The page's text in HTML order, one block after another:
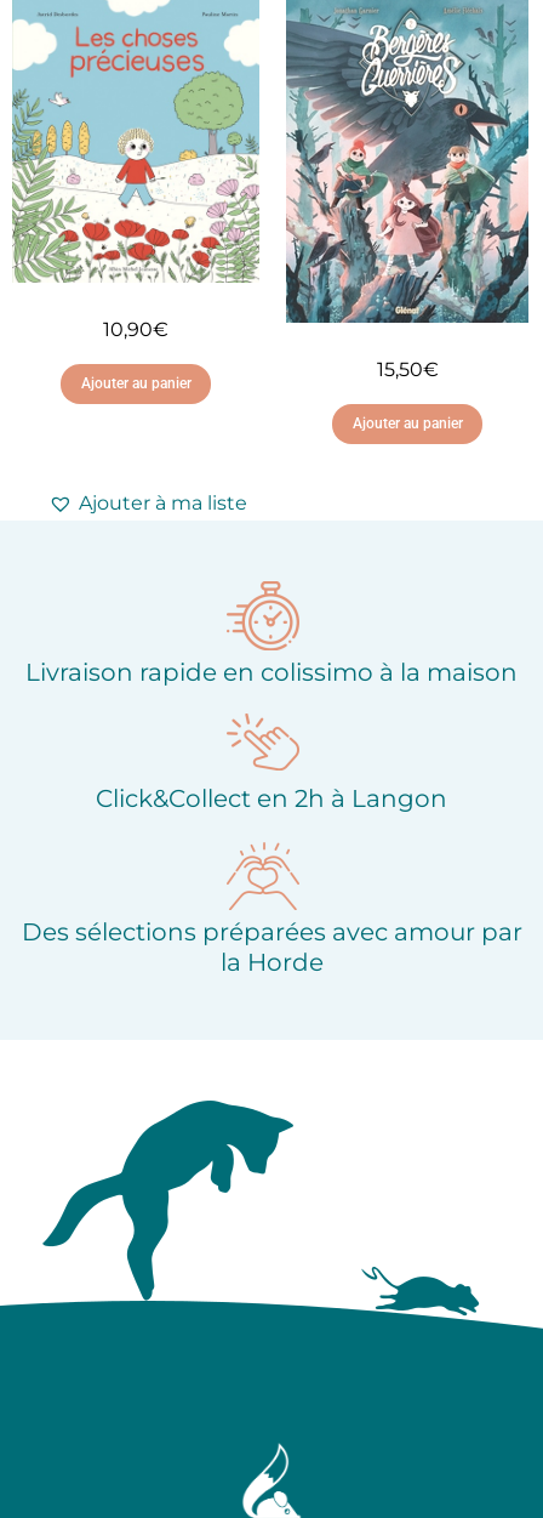
Ajouter à ma liste
d'envies
Ajouter à ma liste
d'envies
10,90€
Ajouter au panier
Ajouter à ma liste
15,50€
Ajouter au panier
Livraison rapide en colissimo à la maison
Click&Collect en 2h à Langon
Des sélections préparées avec amour par
la Horde